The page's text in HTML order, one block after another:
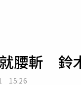
專欄
房產新勢力
腰斬 鈴
15:26